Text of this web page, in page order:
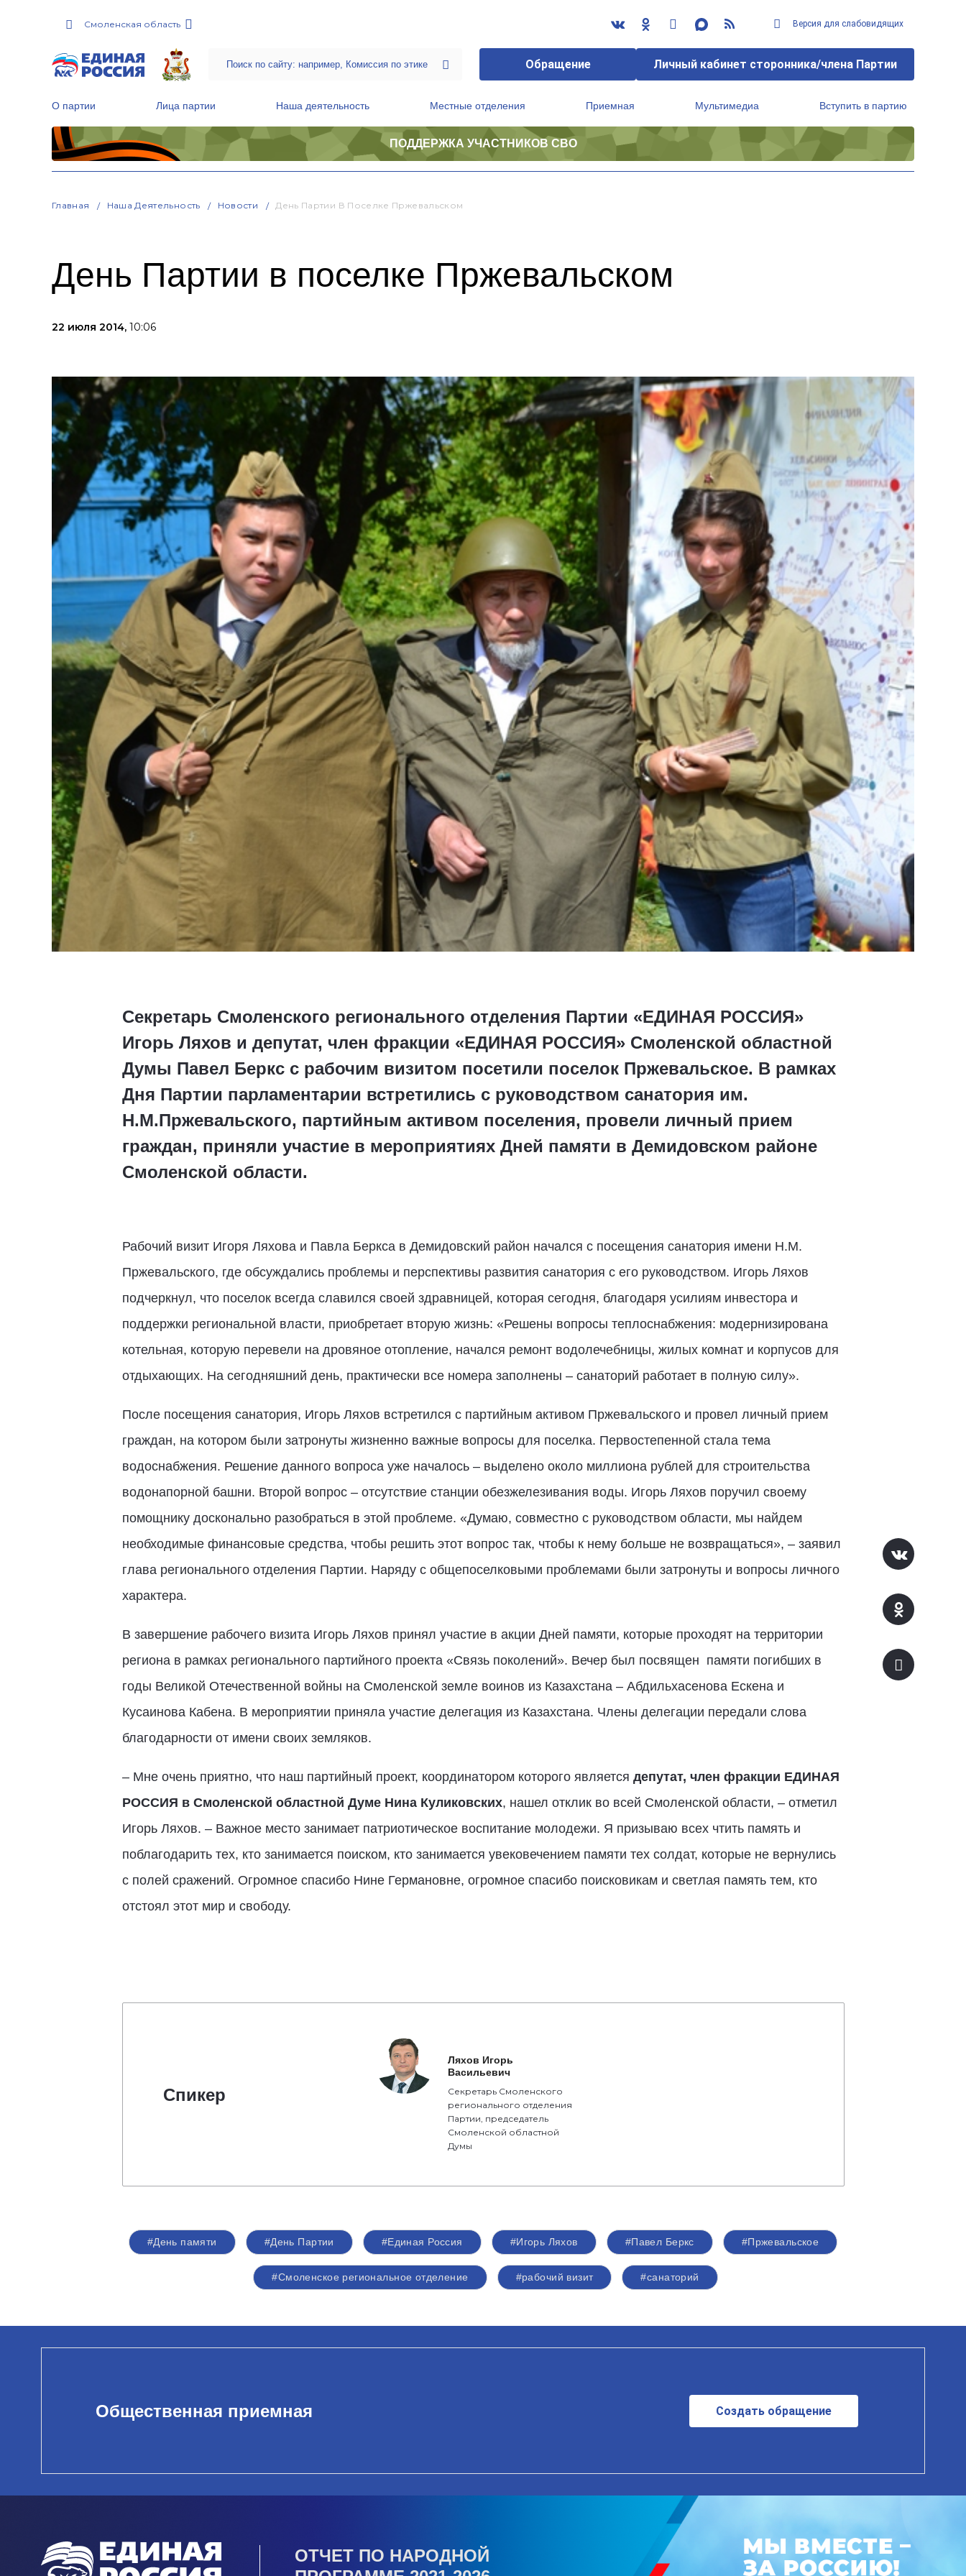
Смоленская область Версия для слабовидящих
Обращение Личный кабинет сторонника/члена Партии
О партии Лица партии Наша деятельность Местные отделения Приемная Мультимедиа Вступить в партию
ПОДДЕРЖКА УЧАСТНИКОВ СВО
Главная Наша Деятельность Новости День Партии В Поселке Пржевальском
День Партии в поселке Пржевальском
22 июля 2014, 10:06
Секретарь Смоленского регионального отделения Партии «ЕДИНАЯ РОССИЯ»
Игорь Ляхов и депутат, член фракции «ЕДИНАЯ РОССИЯ» Смоленской областной
Думы Павел Беркс с рабочим визитом посетили поселок Пржевальское. В рамках
Дня Партии парламентарии встретились с руководством санатория им.
Н.М.Пржевальского, партийным активом поселения, провели личный прием
граждан, приняли участие в мероприятиях Дней памяти в Демидовском районе
Смоленской области.
Рабочий визит Игоря Ляхова и Павла Беркса в Демидовский район начался с посещения санатория имени Н.М.
Пржевальского, где обсуждались проблемы и перспективы развития санатория с его руководством. Игорь Ляхов
подчеркнул, что поселок всегда славился своей здравницей, которая сегодня, благодаря усилиям инвестора и
поддержки региональной власти, приобретает вторую жизнь: «Решены вопросы теплоснабжения: модернизирована
котельная, которую перевели на дровяное отопление, начался ремонт водолечебницы, жилых комнат и корпусов для
отдыхающих. На сегодняшний день, практически все номера заполнены – санаторий работает в полную силу».
После посещения санатория, Игорь Ляхов встретился с партийным активом Пржевальского и провел личный прием
граждан, на котором были затронуты жизненно важные вопросы для поселка. Первостепенной стала тема
водоснабжения. Решение данного вопроса уже началось – выделено около миллиона рублей для строительства
водонапорной башни. Второй вопрос – отсутствие станции обезжелезивания воды. Игорь Ляхов поручил своему
помощнику досконально разобраться в этой проблеме. «Думаю, совместно с руководством области, мы найдем
необходимые финансовые средства, чтобы решить этот вопрос так, чтобы к нему больше не возвращаться», – заявил
глава регионального отделения Партии. Наряду с общепоселковыми проблемами были затронуты и вопросы личного
характера.
В завершение рабочего визита Игорь Ляхов принял участие в акции Дней памяти, которые проходят на территории
региона в рамках регионального партийного проекта «Связь поколений». Вечер был посвящен памяти погибших в
годы Великой Отечественной войны на Смоленской земле воинов из Казахстана – Абдильхасенова Ескена и
Кусаинова Кабена. В мероприятии приняла участие делегация из Казахстана. Члены делегации передали слова
благодарности от имени своих земляков.
– Мне очень приятно, что наш партийный проект, координатором которого является депутат, член фракции ЕДИНАЯ
РОССИЯ в Смоленской областной Думе Нина Куликовских, нашел отклик во всей Смоленской области, – отметил
Игорь Ляхов. – Важное место занимает патриотическое воспитание молодежи. Я призываю всех чтить память и
поблагодарить тех, кто занимается поиском, кто занимается увековечением памяти тех солдат, которые не вернулись
с полей сражений. Огромное спасибо Нине Германовне, огромное спасибо поисковикам и светлая память тем, кто
отстоял этот мир и свободу.
Спикер
Ляхов Игорь
Васильевич
Секретарь Смоленского
регионального отделения
Партии, председатель
Смоленской областной
Думы
#День памяти #День Партии #Единая Россия #Игорь Ляхов #Павел Беркс #Пржевальское
#Смоленское региональное отделение #рабочий визит #санаторий
Общественная приемная Создать обращение
ОТЧЕТ ПО НАРОДНОЙ